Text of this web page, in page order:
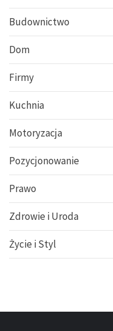
Budownictwo
Dom
Firmy
Kuchnia
Motoryzacja
Pozycjonowanie
Prawo
Zdrowie i Uroda
Życie i Styl